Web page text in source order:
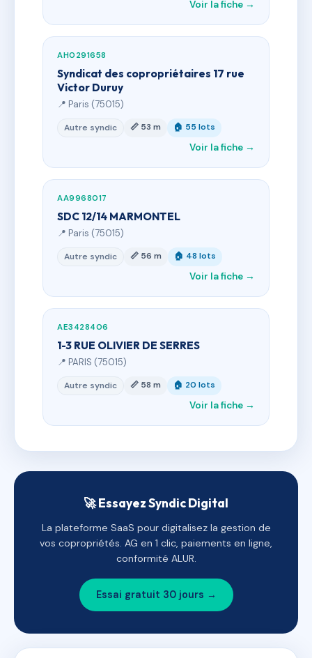
Voir la fiche →
AH0291658
Syndicat des copropriétaires 17 rue
Victor Duruy
📍 Paris (75015)
Autre syndic 📏 53 m 🏠 55 lots
Voir la fiche →
AA9968017
SDC 12/14 MARMONTEL
📍 Paris (75015)
Autre syndic 📏 56 m 🏠 48 lots
Voir la fiche →
AE3428406
1-3 RUE OLIVIER DE SERRES
📍 PARIS (75015)
Autre syndic 📏 58 m 🏠 20 lots
Voir la fiche →
🚀 Essayez Syndic Digital
La plateforme SaaS pour digitalisez la gestion de
vos copropriétés. AG en 1 clic, paiements en ligne,
conformité ALUR.
Essai gratuit 30 jours →